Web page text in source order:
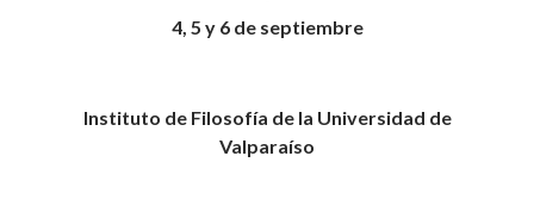
4, 5 y 6 de septiembre
Instituto de Filosofía de la Universidad de
Valparaíso